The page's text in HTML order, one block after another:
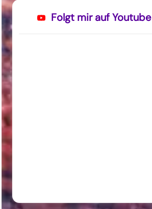
Folgt mir auf Youtube